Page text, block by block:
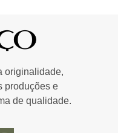
originalidade,
produções e
de qualidade.